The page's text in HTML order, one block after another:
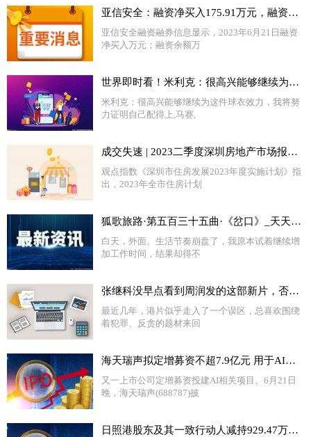
亚信安全：融资净买入175.91万元，融资余额2857.55万元（06-21） 每日关注
亚信安全融资融券信息显示，2023年6月21日融资
净买入万元；融资余额万
世界即时看！米利克：很高兴能够继续为这件球衣效力，我将努力证明自己配得上
米利克：很高兴能够继续为这件球衣效力，我将努
力证明自己配得上,马赛,
成交失速 | 2023二季度深圳房地产市场报告|每日播报
观点指数《深圳市住房发展2023年度实施计划》指
出，2023年全市住房计划
狐歌旅路·第五百三十五曲·《岔口》_天天快播
白天，外面。生活节奏崩盘了，我原本试着继续增
加工作时间，结果却得不
张继科没早点看到周润发的这部新片，否则结局可能不一样 热门
最近几年，港片似乎走入了一个误区，总喜欢围绕
着犯罪、反贪的题材来回
海天瑞声拟定增募资不超7.9亿元 用于AI大模型训练数据集建设等项目|环球快资讯
又一上市公司定增募资投建AI相关项目。6月21日
晚，海天瑞声(688787)披
日照港股东及其一致行动人减持929.47万股 套现2688.06万 2022年公司净利6.31亿